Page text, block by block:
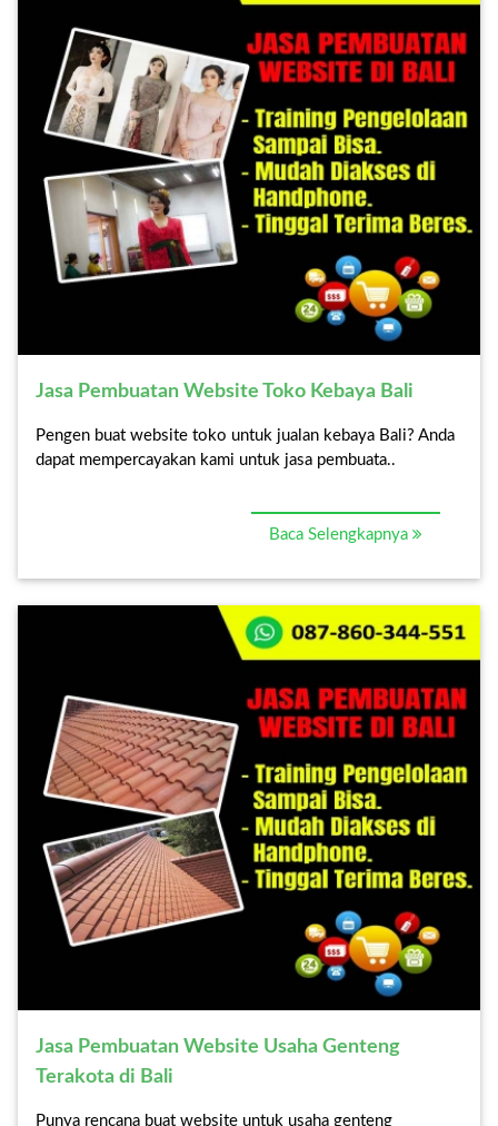
Jasa Pembuatan Website Toko Kebaya Bali
Pengen buat website toko untuk jualan kebaya Bali? Anda
dapat mempercayakan kami untuk jasa pembuata..
Baca Selengkapnya
Jasa Pembuatan Website Usaha Genteng
Terakota di Bali
Punya rencana buat website untuk usaha genteng